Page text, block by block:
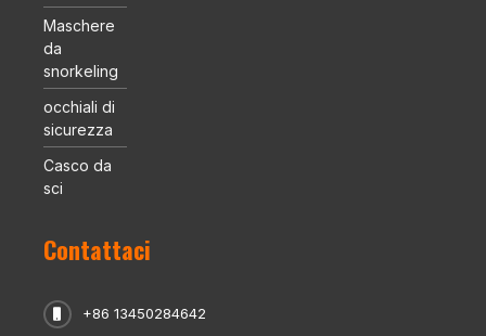
Maschere
da
snorkeling
occhiali di
sicurezza
Casco da
sci
Contattaci
+86 13450284642